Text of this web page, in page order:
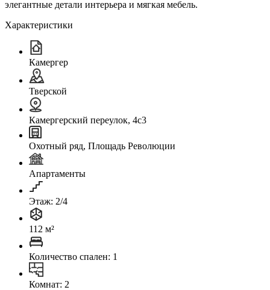
элегантные детали интерьера и мягкая мебель.
Характеристики
Камергер
Тверской
Камергерский переулок, 4с3
Охотный ряд, Площадь Революции
Апартаменты
Этаж: 2/4
112 м²
Количество спален: 1
Комнат: 2